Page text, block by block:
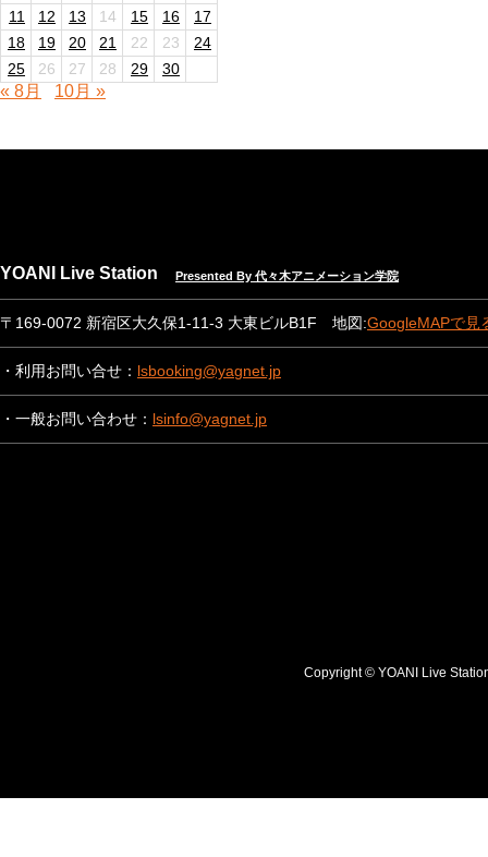
11
12 13 14 15 16
17
18
19 20 21 22 23
24
25
26 27 28 29 30
« 8月 10月 »
YOANI Live Station Presented By 代々木アニメーション学院
〒169-0072 新宿区大久保1-11-3 大東ビルB1F 地図:GoogleMAPで見
・利用お問い合せ： lsbooking@yagnet.jp
・一般お問い合わせ： lsinfo@yagnet.jp
Copyright © YOANI Live